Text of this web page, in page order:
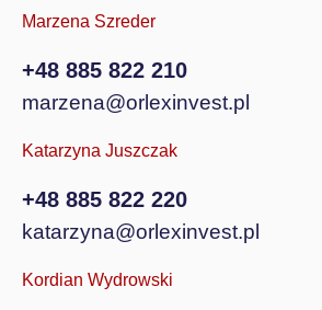
Marzena Szreder
+48 885 822 210
marzena@orlexinvest.pl
Katarzyna Juszczak
+48 885 822 220
katarzyna@orlexinvest.pl
Kordian Wydrowski